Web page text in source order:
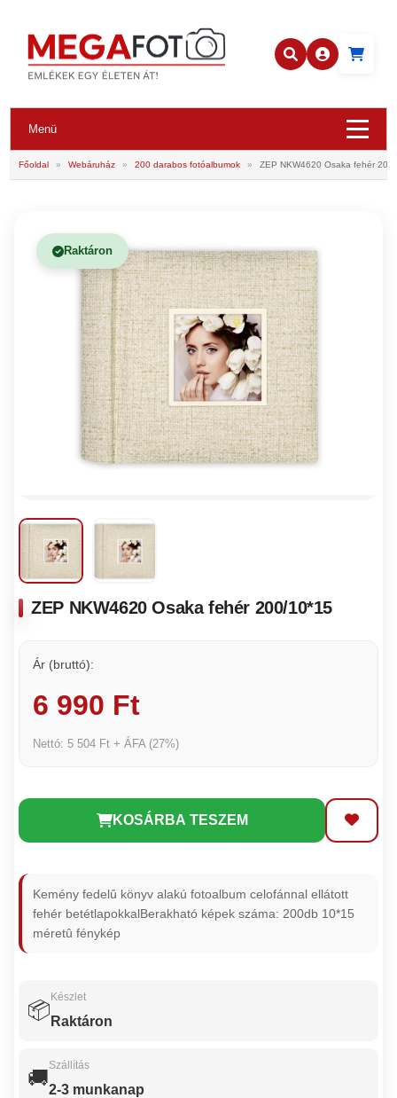
Menü
Főoldal » Webáruház » 200 darabos fotóalbumok » ZEP NKW4620 Osaka fehér
Raktáron
ZEP NKW4620 Osaka fehér 200/10*15
Ár (bruttó):
6 990 Ft
Nettó: 5 504 Ft + ÁFA (27%)
KOSÁRBA TESZEM
Kemény fedelû könyv alakú fotoalbum celofánnal ellátott
fehér betétlapokkalBerakható képek száma: 200db 10*15
méretû fénykép
📦
Készlet
Raktáron
🚚
Szállítás
2-3 munkanap